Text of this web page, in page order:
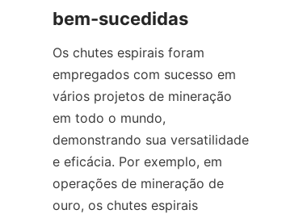
bem-sucedidas
Os chutes espirais foram
empregados com sucesso em
vários projetos de mineração
em todo o mundo,
demonstrando sua versatilidade
e eficácia. Por exemplo, em
operações de mineração de
ouro, os chutes espirais